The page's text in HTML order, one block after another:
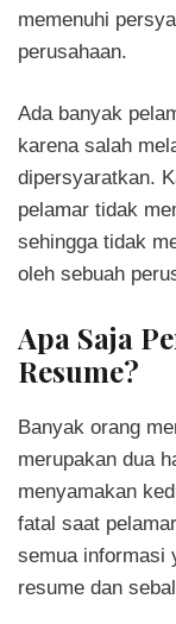
memenuhi
perusahaan.
Ada banyak
karena salah
dipersyaratkan.
pelamar tidak
sehingga tidak
oleh sebuah
Apa Saja
Resume?
Banyak orang
merupakan dua
menyamakan
fatal saat
semua informasi
resume dan